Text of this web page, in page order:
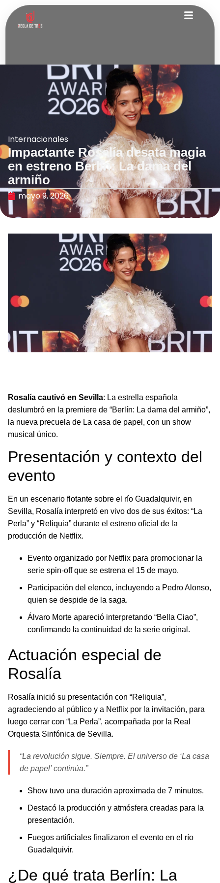
Internacionales
Impactante Rosalía desata magia
en estreno Berlín: La dama del
armiño
mayo 9, 2026
Rosalía cautivó en Sevilla: La estrella española
deslumbró en la premiere de “Berlín: La dama del armiño”,
la nueva precuela de La casa de papel, con un show
musical único.
Presentación y contexto del
evento
En un escenario flotante sobre el río Guadalquivir, en
Sevilla, Rosalía interpretó en vivo dos de sus éxitos: “La
Perla” y “Reliquia” durante el estreno oficial de la
producción de Netflix.
Evento organizado por Netflix para promocionar la
serie spin-off que se estrena el 15 de mayo.
Participación del elenco, incluyendo a Pedro Alonso,
quien se despide de la saga.
Álvaro Morte apareció interpretando “Bella Ciao”,
confirmando la continuidad de la serie original.
Actuación especial de
Rosalía
Rosalía inició su presentación con “Reliquia”,
agradeciendo al público y a Netflix por la invitación, para
luego cerrar con “La Perla”, acompañada por la Real
Orquesta Sinfónica de Sevilla.
“La revolución sigue. Siempre. El universo de ‘La casa
de papel’ continúa.”
Show tuvo una duración aproximada de 7 minutos.
Destacó la producción y atmósfera creadas para la
presentación.
Fuegos artificiales finalizaron el evento en el río
Guadalquivir.
¿De qué trata Berlín: La